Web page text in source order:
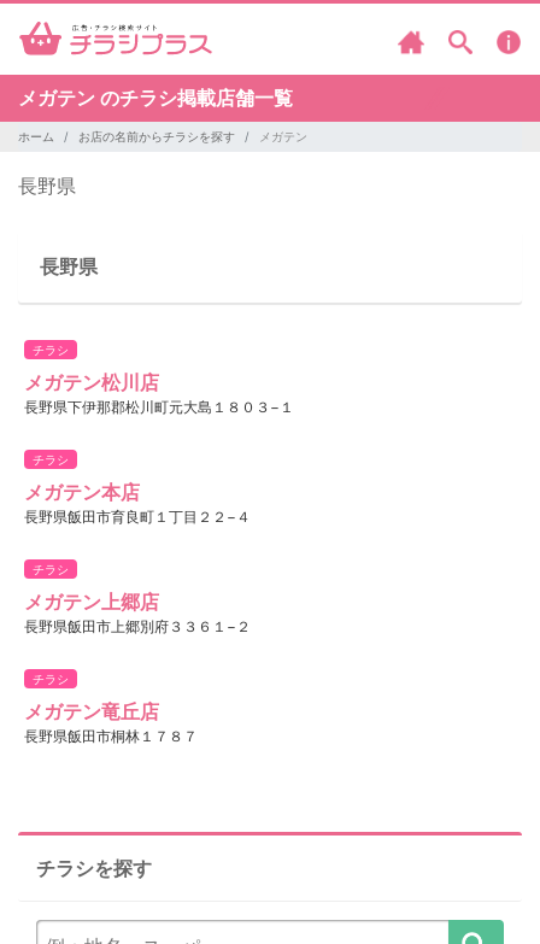
メガテン のチラシ掲載店舗一覧
ホーム お店の名前からチラシを探す メガテン
長野県
長野県
チラシ
メガテン松川店
長野県下伊那郡松川町元大島１８０３−１
チラシ
メガテン本店
長野県飯田市育良町１丁目２２−４
チラシ
メガテン上郷店
長野県飯田市上郷別府３３６１−２
チラシ
メガテン竜丘店
長野県飯田市桐林１７８７
チラシを探す